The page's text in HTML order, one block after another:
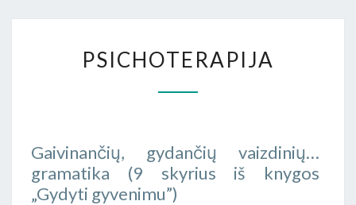
PSICHOTERAPIJA
Gaivinančių, gydančių vaizdinių…
gramatika (9 skyrius iš knygos
„Gydyti gyvenimu”)